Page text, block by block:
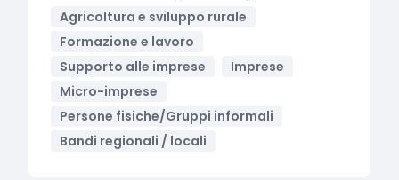
Agricoltura e sviluppo rurale
Formazione e lavoro
Supporto alle imprese
Imprese
Micro-imprese
Persone fisiche/Gruppi informali
Bandi regionali / locali